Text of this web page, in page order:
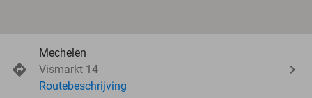
Mechelen
Vismarkt 14
Routebeschrijving